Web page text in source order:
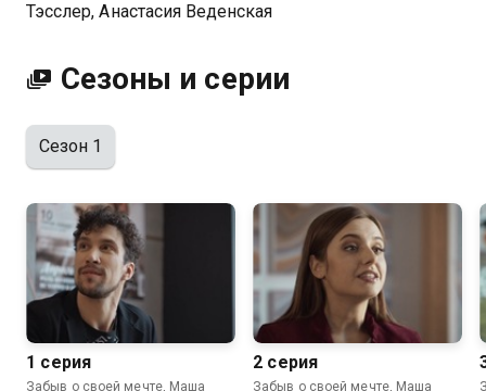
Тэсслер, Анастасия Веденская
Сезоны и серии
Сезон 1
1 серия
Забыв о своей мечте, Маша
2 серия
Забыв о своей мечте, Маша